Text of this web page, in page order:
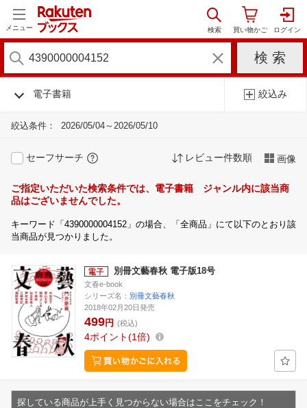
メニュー
電子書籍 絞込み
絞込条件： 2026/05/04～2026/05/10
セーフサーチ レビュー件数順 画像
ご指定いただいた検索条件では、電子書籍 ジャンル内に該当商
品はございませんでした。
キーワード「4390000004152」の場合、「全商品」にて以下のとおり該
当商品が見つかりました。
別冊文藝春秋 電子版18号
文春e-book
シリーズ名： 別冊文藝春秋
2018年02月20日発売
499円 (税込)
4ポイント 1倍
探している商品が上手く見つからない場合はここをチェック！